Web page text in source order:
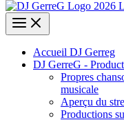
Accueil DJ Gerreg
DJ GerreG -
Propres
musicale
Aperçu du
Productions